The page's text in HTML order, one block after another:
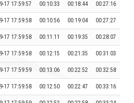
17 17:59:57 00:10:33 00:18:44 00:27:16
17 17:59:58 00:10:56 00:19:04 00:27:27
17 17:59:58 00:11:11 00:19:35 00:28:07
17 17:59:58 00:12:15 00:21:35 00:31:03
17 17:59:59 00:13:06 00:22:52 00:32:58
17 17:59:58 00:12:50 00:22:47 00:33:16